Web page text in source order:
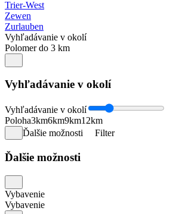
Trier-West
Zewen
Zurlauben
Vyhľadávanie v okolí
Polomer do 3 km
Vyhľadávanie v okolí
Vyhľadávanie v okolí
Poloha3km6km9km12km
Ďalšie možnosti
Filter
Ďalšie možnosti
Vybavenie
Vybavenie